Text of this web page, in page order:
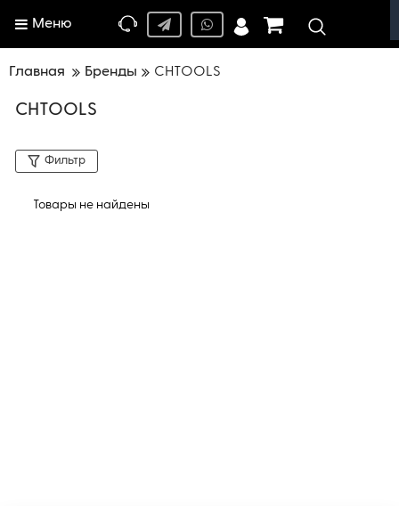
Меню
Главная Бренды CHTOOLS
CHTOOLS
Фильтр
Товары не найдены